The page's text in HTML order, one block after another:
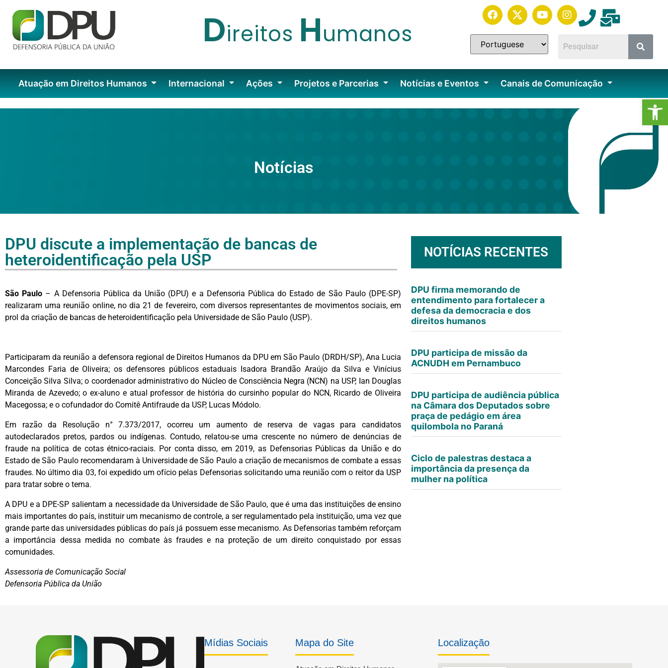
Direitos Humanos
Atuação em Direitos Humanos Internacional Ações Projetos e Parcerias Notícias e Eventos Canais de Comunicação
Notícias
DPU discute a implementação de bancas de
heteroidentificação pela USP
São Paulo – A Defensoria Pública da União (DPU) e a Defensoria Pública do Estado de São Paulo (DPE-SP)
realizaram uma reunião online, no dia 21 de fevereiro, com diversos representantes de movimentos sociais, em
prol da criação de bancas de heteroidentificação pela Universidade de São Paulo (USP).
Participaram da reunião a defensora regional de Direitos Humanos da DPU em São Paulo (DRDH/SP), Ana Lucia
Marcondes Faria de Oliveira; os defensores públicos estaduais Isadora Brandão Araújo da Silva e Vinícius
Conceição Silva Silva; o coordenador administrativo do Núcleo de Consciência Negra (NCN) na USP, Ian Douglas
Miranda de Azevedo; o ex-aluno e atual professor de história do cursinho popular do NCN, Ricardo de Oliveira
Macegossa; e o cofundador do Comitê Antifraude da USP, Lucas Módolo.
Em razão da Resolução n° 7.373/2017, ocorreu um aumento de reserva de vagas para candidatos
autodeclarados pretos, pardos ou indígenas. Contudo, relatou-se uma crescente no número de denúncias de
fraude na política de cotas étnico-raciais. Por conta disso, em 2019, as Defensorias Públicas da União e do
Estado de São Paulo recomendaram à Universidade de São Paulo a criação de mecanismos de combate a essas
fraudes. No último dia 03, foi expedido um ofício pelas Defensorias solicitando uma reunião com o reitor da USP
para tratar sobre o tema.
A DPU e a DPE-SP salientam a necessidade da Universidade de São Paulo, que é uma das instituições de ensino
mais importantes do país, instituir um mecanismo de controle, a ser regulamentado pela instituição, uma vez que
grande parte das universidades públicas do país já possuem esse mecanismo. As Defensorias também reforçam
a importância dessa medida no combate às fraudes e na proteção de um direito conquistado por essas
comunidades.
Assessoria de Comunicação Social
Defensoria Pública da União
NOTÍCIAS RECENTES
DPU firma memorando de
entendimento para fortalecer a
defesa da democracia e dos
direitos humanos
DPU participa de missão da
ACNUDH em Pernambuco
DPU participa de audiência pública
na Câmara dos Deputados sobre
praça de pedágio em área
quilombola no Paraná
Ciclo de palestras destaca a
importância da presença da
mulher na política
Mídias Sociais Mapa do Site Localização